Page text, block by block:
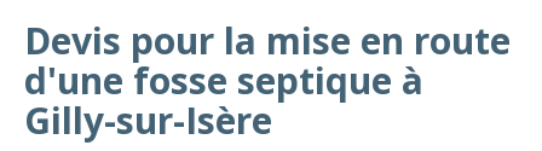
Devis pour la mise en route
d'une fosse septique à
Gilly-sur-Isère